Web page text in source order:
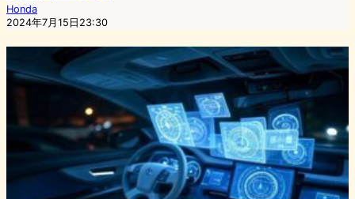
Honda
2024年7月15日23:30